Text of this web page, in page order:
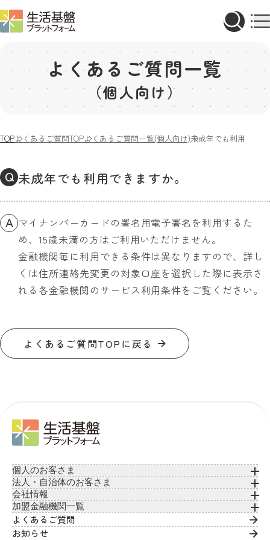
よくあるご質問一覧
（個人向け）
TOPよくあるご質問TOPよくあるご質問一覧(個人向け)未成年でも利用でき
Q 未成年でも利用できますか。
A マイナンバーカードの署名用電子署名を利用するた
め、15歳未満の方はご利用いただけません。
金融機関毎に利用できる条件は異なりますので、詳し
くは住所連絡先変更の対象口座を選択した際に表示さ
れる各金融機関のサービス利用条件をご覧ください。
よくあるご質問TOPに戻る
個人のお客さま
法人・自治体のお客さま
会社情報
加盟金融機関一覧
よくあるご質問
お知らせ